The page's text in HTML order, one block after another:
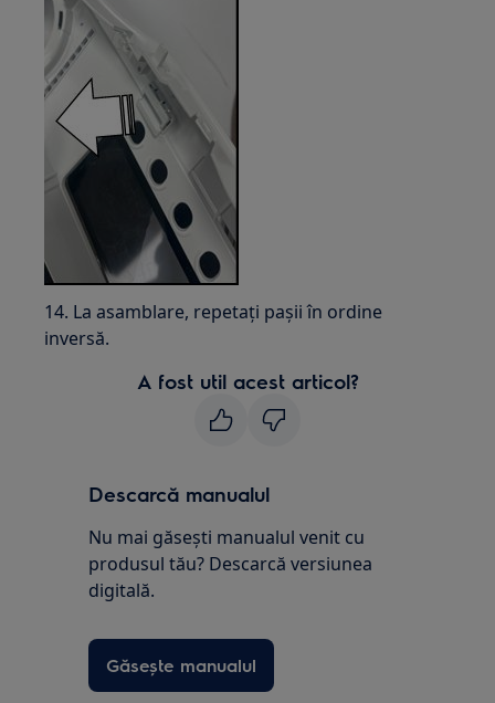
14. La asamblare, repetați pașii în ordine
inversă.
A fost util acest articol?
Descarcă manualul
Nu mai găsești manualul venit cu
produsul tău? Descarcă versiunea
digitală.
Găsește manualul